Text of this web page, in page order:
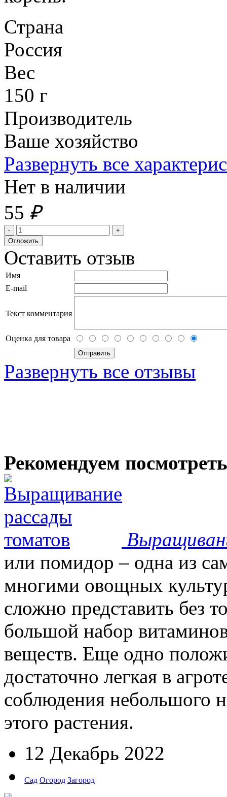
Страна
Россия
Вес
150 г
Производитель
Ваше хозяйство
Развернуть все
Нет в наличии
55 ₽
Оставить отзыв
Имя
E-mail
Текст комментария
Оценка для товара
Развернуть все отзывы
Рекомендуем посмотреть
или помидор – одна из
многими овощных
сложно представить без
большой набор
веществ. Еще одно
достаточно легкая в
соблюдения небольшого
этого растения.
12 Декабрь 2022
Сад Огород Загород